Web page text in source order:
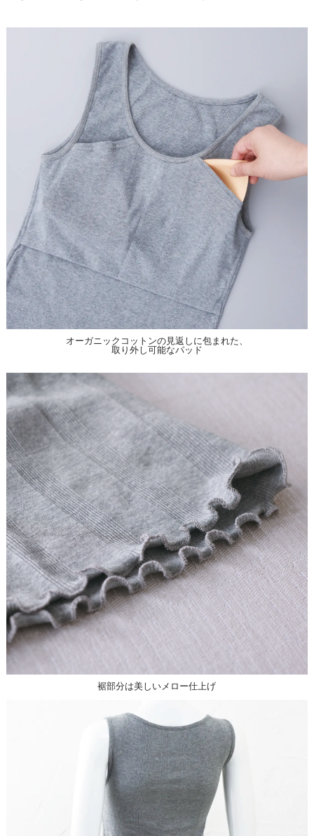
オーガニックコットンの見返しに包まれた、
取り外し可能なパッド
裾部分は美しいメロー仕上げ